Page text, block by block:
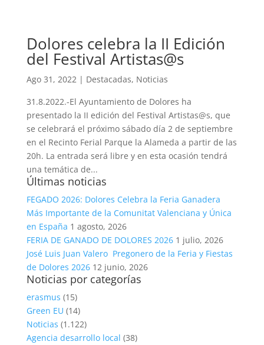
Dolores celebra la II Edición
del Festival Artistas@s
Ago 31, 2022| Destacadas, Noticias
31.8.2022.-El Ayuntamiento de Dolores ha
presentado la II edición del Festival Artistas@s, que
se celebrará el próximo sábado día 2 de septiembre
en el Recinto Ferial Parque la Alameda a partir de las
20h. La entrada será libre y en esta ocasión tendrá
una temática de...
Últimas noticias
FEGADO 2026: Dolores Celebra la Feria Ganadera
Más Importante de la Comunitat Valenciana y Única
en España 1 agosto, 2026
FERIA DE GANADO DE DOLORES 2026 1 julio, 2026
José Luis Juan Valero Pregonero de la Feria y Fiestas
de Dolores 2026 12 junio, 2026
Noticias por categorías
erasmus (15)
Green EU (14)
Noticias (1.122)
Agencia desarrollo local (38)